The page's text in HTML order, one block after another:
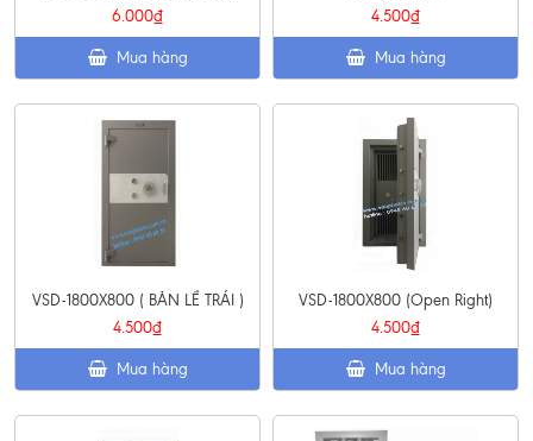
6.000₫
Mua hàng
4.500₫
Mua hàng
VSD-1800X800 ( BẢN LỀ TRÁI )
4.500₫
Mua hàng
VSD-1800X800 (Open Right)
4.500₫
Mua hàng